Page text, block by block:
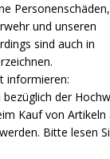
Personenschäden,
und unseren
sind auch in
informieren:
der
Kauf von Artikeln
Bitte lesen